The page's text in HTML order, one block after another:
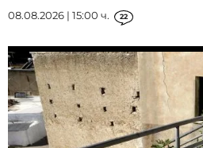
08.08.2026 | 15:00 ч. 22